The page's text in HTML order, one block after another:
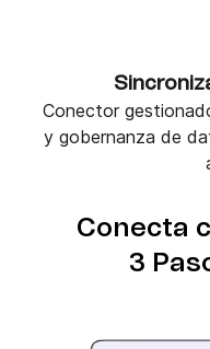
Conector
y gobernanza de
Conecta
3